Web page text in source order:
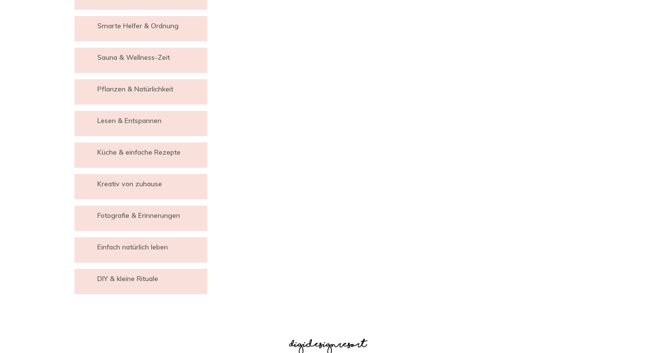
Smarte Helfer & Ordnung
Sauna & Wellness-Zeit
Pflanzen & Natürlichkeit
Lesen & Entspannen
Küche & einfache Rezepte
Kreativ von zuhause
Fotografie & Erinnerungen
Einfach natürlich leben
DIY & kleine Rituale